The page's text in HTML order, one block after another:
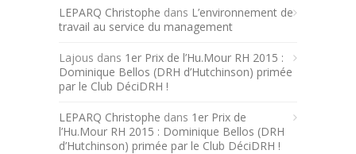
LEPARQ Christophe dans L’environnement de
travail au service du management
Lajous dans 1er Prix de l’Hu.Mour RH 2015 :
Dominique Bellos (DRH d’Hutchinson) primée
par le Club DéciDRH !
LEPARQ Christophe dans 1er Prix de
l’Hu.Mour RH 2015 : Dominique Bellos (DRH
d’Hutchinson) primée par le Club DéciDRH !